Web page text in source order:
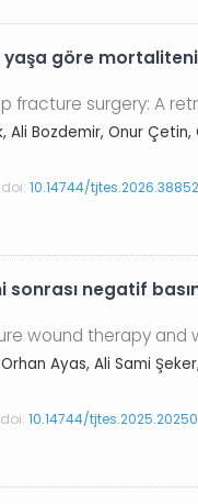
yaşa göre
fracture surgery: A
Ali Bozdemir, Onur
doi:10.14744/tjtes.2026.38852
negatif
wound therapy
Ayas, Ali Sami
doi:10.14744/tjtes.2025.20250